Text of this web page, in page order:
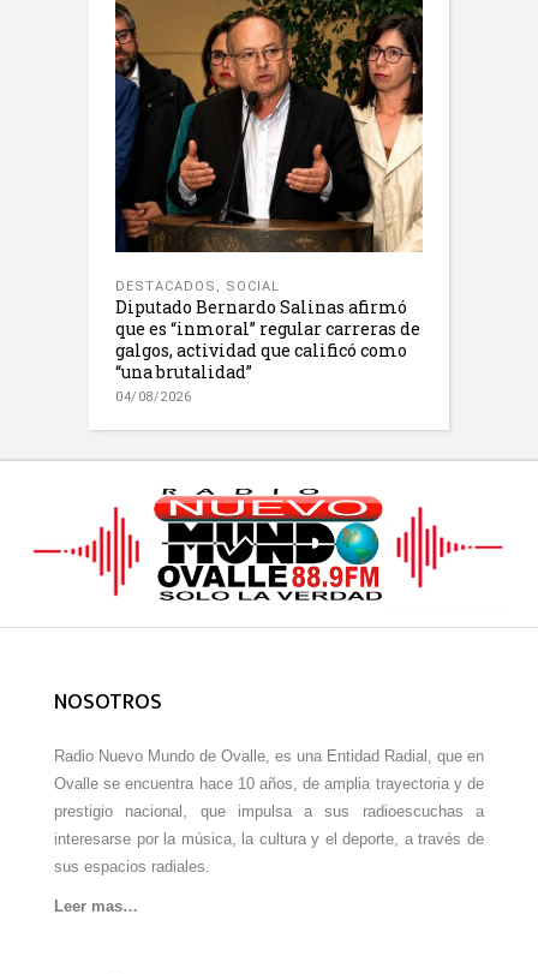
DESTACADOS , SOCIAL
Diputado Bernardo Salinas afirmó
que es “inmoral” regular carreras de
galgos, actividad que calificó como
“una brutalidad”
04/08/2026
NOSOTROS
Radio Nuevo Mundo de Ovalle, es una Entidad Radial, que en
Ovalle se encuentra hace 10 años, de amplia trayectoria y de
prestigio nacional, que impulsa a sus radioescuchas a
interesarse por la música, la cultura y el deporte, a través de
sus espacios radiales.
Leer mas…